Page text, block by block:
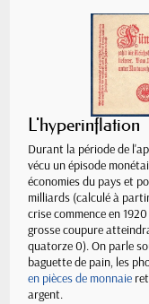
L'hyperinflation
Durant la période de
vécu un épisode
économies du pays et
milliards (calculé à
crise commence en
grosse coupure
quatorze 0). On parle
baguette de pain, les
en pièces de monnaie
argent.